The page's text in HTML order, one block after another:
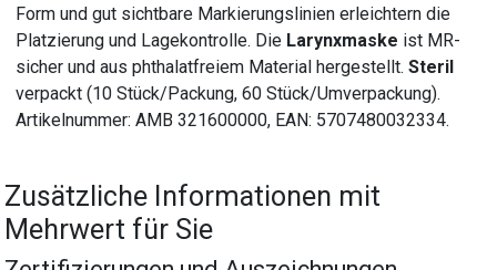
Form und gut sichtbare Markierungslinien erleichtern die
Platzierung und Lagekontrolle. Die Larynxmaske ist MR-
sicher und aus phthalatfreiem Material hergestellt.Steril
verpackt (10 Stück/Packung, 60 Stück/Umverpackung).
Artikelnummer: AMB 321600000, EAN: 5707480032334.
Zusätzliche Informationen mit
Mehrwert für Sie